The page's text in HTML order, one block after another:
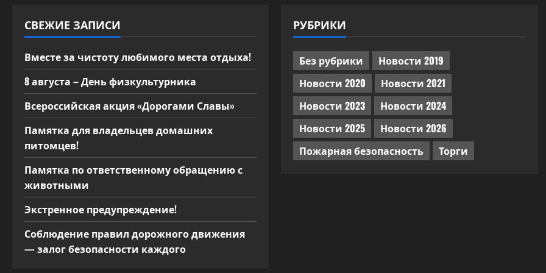
а
п
и
с
я
м
СВЕЖИЕ ЗАПИСИ
Вместе за чистоту любимого места отдыха!
8 августа – День физкультурника
Всероссийская акция «Дорогами Славы»
Памятка для владельцев домашних
питомцев!
Памятка по ответственному обращению с
животными
Экстренное предупреждение!
Соблюдение правил дорожного движения
— залог безопасности каждого
РУБРИКИ
Без рубрики
Новости 2019
Новости 2020
Новости 2021
Новости 2023
Новости 2024
Новости 2025
Новости 2026
Пожарная безопасность
Торги